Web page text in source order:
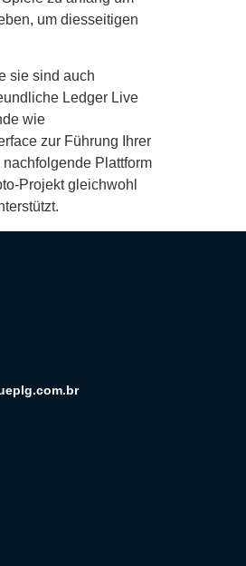
um diesseitigen
sie sind auch
Ledger Live
wie
zur Führung Ihrer
Plattform
Projekt gleichwohl